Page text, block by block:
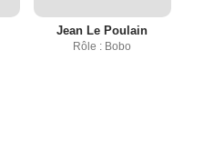
Jean Le Poulain
Rôle : Bobo